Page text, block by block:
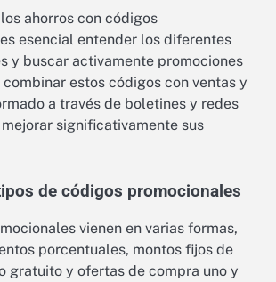
ahorros con códigos
esencial entender los diferentes
y buscar activamente promociones
estos códigos con ventas y
a través de boletines y redes
significativamente sus
de códigos promocionales
vienen en varias formas,
porcentuales, montos fijos de
gratuito y ofertas de compra uno y